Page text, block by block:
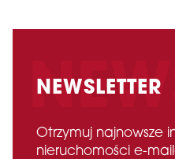
NEWSLETTER
Otrzymuj najnowsze
nieruchomości e-